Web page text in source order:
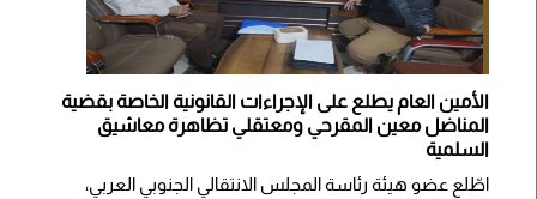
الأمين العام يطلع على الإجراءات القانونية الخاصة بقضية
المناضل معين المقرحي ومعتقلي تظاهرة معاشيق
السلمية
اطّلع عضو هيئة رئاسة المجلس الانتقالي الجنوبي العربي،